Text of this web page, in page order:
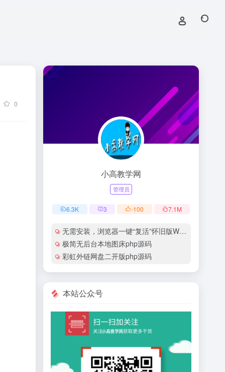
0
小高教学网
管理员
6.3K 3 -100 7.1M
无需安装，浏览器一键“复活”怀旧版Windows
极简无后台本地图床php源码
彩虹外链网盘二开版php源码
本站公众号